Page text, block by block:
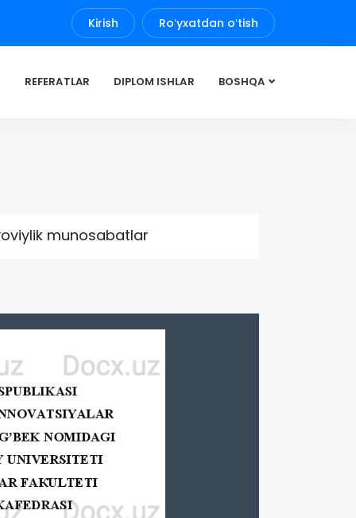
Kirish Roʻyxatdan oʻtish
REFERATLAR DIPLOM ISHLAR BOSHQA
munosabatlar